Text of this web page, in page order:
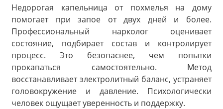
Недорогая капельница от похмелья на дому
помогает при запое от двух дней и более.
Профессиональный нарколог оценивает
состояние, подбирает состав и контролирует
процесс. Это безопаснее, чем попытки
прокапаться самостоятельно. Метод
восстанавливает электролитный баланс, устраняет
головокружение и давление. Психологически
человек ощущает уверенность и поддержку.